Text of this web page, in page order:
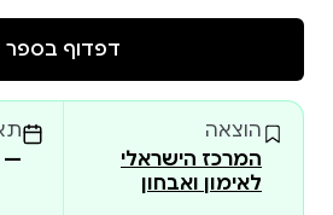
זיכרון עבודה, תכנון, ארגון, ניהול
מטלה וכו? וכן דרכים לעזור לילד
הפוטנציאל המדהים שיש בכל אחד
דפדוף בספר
הוצאה
המרכז הישראלי
לאימון ואבחון
—